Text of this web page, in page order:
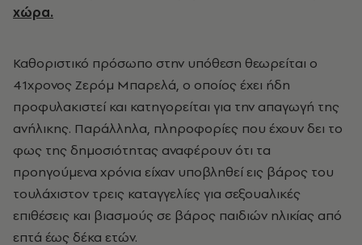
χώρα.
Καθοριστικό πρόσωπο στην υπόθεση θεωρείται ο
41χρονος Ζερόμ Μπαρελά, ο οποίος έχει ήδη
προφυλακιστεί και κατηγορείται για την απαγωγή της
ανήλικης. Παράλληλα, πληροφορίες που έχουν δει το
φως της δημοσιότητας αναφέρουν ότι τα
προηγούμενα χρόνια είχαν υποβληθεί εις βάρος του
τουλάχιστον τρεις καταγγελίες για σεξουαλικές
επιθέσεις και βιασμούς σε βάρος παιδιών ηλικίας από
επτά έως δέκα ετών.